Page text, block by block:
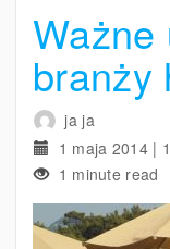
Ważne
branży
ja ja
1 maja 2014|
1 minute read